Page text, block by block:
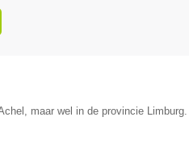
maar wel in de provincie Limburg.